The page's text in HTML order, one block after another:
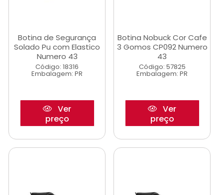
Botina de Segurança
Solado Pu com Elastico
Numero 43
Código: 18316
Embalagem: PR
Ver
preço
Botina Nobuck Cor Cafe
3 Gomos CP092 Numero
43
Código: 57825
Embalagem: PR
Ver
preço